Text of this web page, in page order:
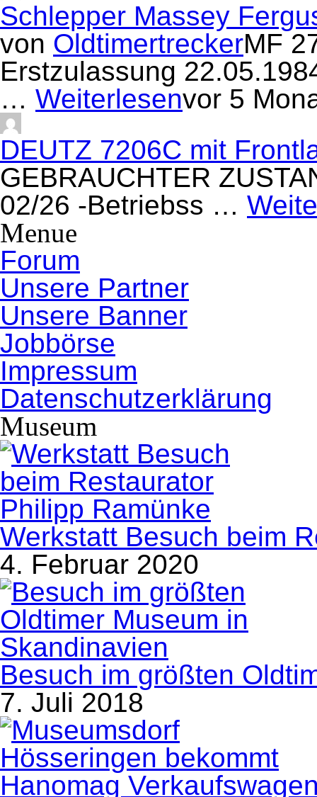
Schlepper Massey
von OldtimertreckerMF
Erstzulassung
… Weiterlesenvor 5
DEUTZ 7206C mit
GEBRAUCHTER
02/26 -Betriebss …
Menue
Forum
Unsere Partner
Unsere Banner
Jobbörse
Impressum
Datenschutzerklärung
Museum
Werkstatt Besuch beim
4. Februar 2020
Besuch im größten
7. Juli 2018